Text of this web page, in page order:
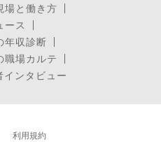
場と働き方
ース
年収診断
職場カルテ
インタビュー
利用規約